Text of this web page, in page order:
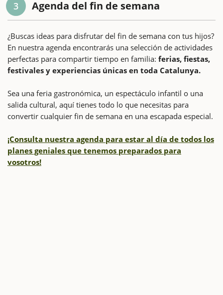
3 Agenda del fin de semana
¿Buscas ideas para disfrutar del fin de semana con tus hijos?
En nuestra agenda encontrarás una selección de actividades
perfectas para compartir tiempo en familia: ferias, fiestas,
festivales y experiencias únicas en toda Catalunya.
Sea una feria gastronómica, un espectáculo infantil o una
salida cultural, aquí tienes todo lo que necesitas para
convertir cualquier fin de semana en una escapada especial.
¡Consulta nuestra agenda para estar al día de todos los
planes geniales que tenemos preparados para
vosotros!